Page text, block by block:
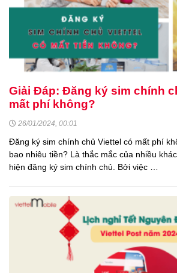
Giải Đáp: Đăng ký sim chính
mất phí không?
26/01/2024, 00:01
Đăng ký sim chính chủ Viettel có mất phí
bao nhiêu tiền? Là thắc mắc của nhiều
hiện đăng ký sim chính chủ. Bởi việc …